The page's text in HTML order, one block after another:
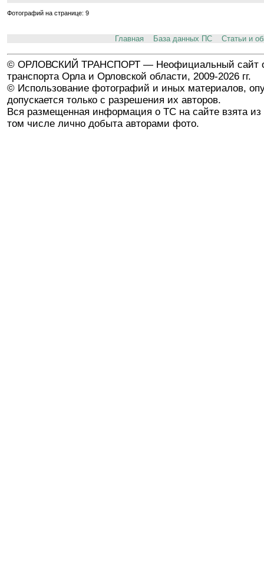
Фотографий на странице: 9
Главная База данных ПС Статьи и
© ОРЛОВСКИЙ ТРАНСПОРТ — Неофициальный сайт
транспорта Орла и Орловской области, 2009-2026 гг.
© Использование фотографий и иных материалов,
допускается только с разрешения их авторов.
Вся размещенная информация о ТС на сайте взята из
том числе лично добыта авторами фото.